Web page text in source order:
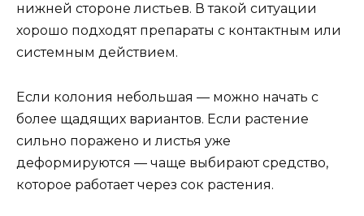
нижней стороне листьев. В такой ситуации
хорошо подходят препараты с контактным или
системным действием.
Если колония небольшая — можно начать с
более щадящих вариантов. Если растение
сильно поражено и листья уже
деформируются — чаще выбирают средство,
которое работает через сок растения.